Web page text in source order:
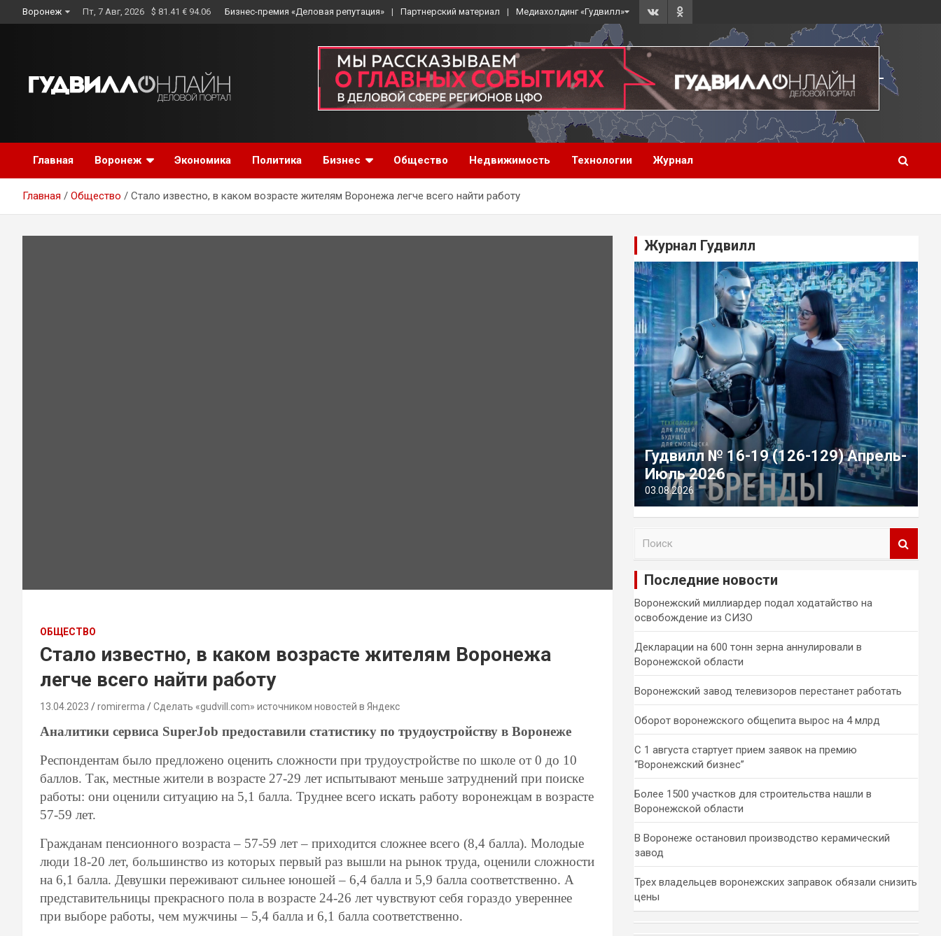
to
Воронеж Пт, 7 Авг, 2026 $ 81.41 € 94.06 Бизнес-премия «Деловая репутация» Партнерский материал Медиахолдинг «Гудвилл»
Главная Воронеж Экономика Политика Бизнес Общество Недвижимость Технологии Журнал
Главная Общество Стало известно, в каком возрасте жителям Воронежа легче всего найти работу
ОБЩЕСТВО
Стало известно, в каком возрасте жителям Воронежа
легче всего найти работу
13.04.2023 romirerma Сделать «gudvill.com» источником новостей в Яндекс
Аналитики сервиса SuperJob предоставили статистику по трудоустройству в Воронеже
Респондентам было предложено оценить сложности при трудоустройстве по школе от 0 до 10
баллов. Так, местные жители в возрасте 27-29 лет испытывают меньше затруднений при поиске
работы: они оценили ситуацию на 5,1 балла. Труднее всего искать работу воронежцам в возрасте
57-59 лет.
Гражданам пенсионного возраста – 57-59 лет – приходится сложнее всего (8,4 балла). Молодые
люди 18-20 лет, большинство из которых первый раз вышли на рынок труда, оценили сложности
на 6,1 балла. Девушки переживают сильнее юношей – 6,4 балла и 5,9 балла соответственно. А
представительницы прекрасного пола в возрасте 24-26 лет чувствуют себя гораздо увереннее
при выборе работы, чем мужчины – 5,4 балла и 6,1 балла соответственно.
Журнал Гудвилл
Гудвилл № 16-19 (126-129) Апрель-
Июль 2026
03.08.2026
и
Последние новости
Воронежский миллиардер подал ходатайство на
освобождение из СИЗО
Декларации на 600 тонн зерна аннулировали в
Воронежской области
Воронежский завод телевизоров перестанет работать
Оборот воронежского общепита вырос на 4 млрд
С 1 августа стартует прием заявок на премию
“Воронежский бизнес”
Более 1500 участков для строительства нашли в
Воронежской области
В Воронеже остановил производство керамический
завод
Трех владельцев воронежских заправок обязали снизить
цены